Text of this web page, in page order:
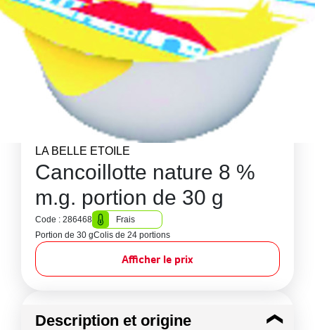
LA BELLE ETOILE
Cancoillotte nature 8 %
m.g. portion de 30 g
Code : 286468
Frais
Portion de 30 gColis de 24 portions
Afficher le prix
Description et origine